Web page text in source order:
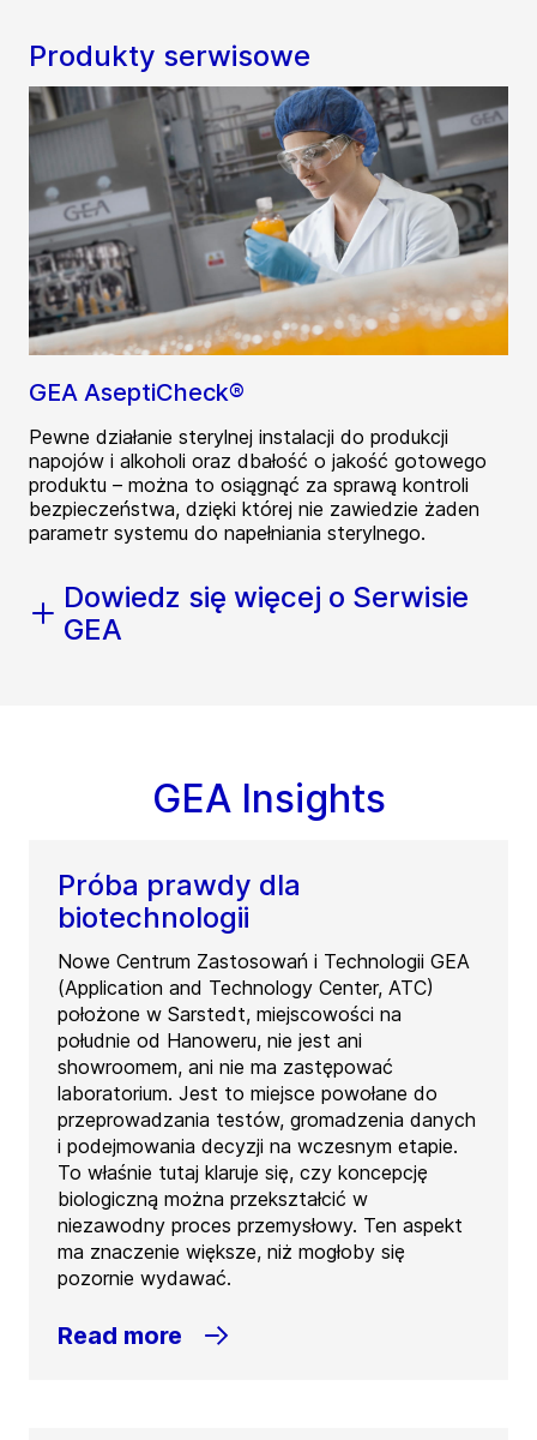
Produkty serwisowe
GEA AseptiCheck®
Pewne działanie sterylnej instalacji do produkcji
napojów i alkoholi oraz dbałość o jakość gotowego
produktu – można to osiągnąć za sprawą kontroli
bezpieczeństwa, dzięki której nie zawiedzie żaden
parametr systemu do napełniania sterylnego.
Dowiedz się więcej o Serwisie
GEA
GEA Insights
Próba prawdy dla
biotechnologii
Nowe Centrum Zastosowań i Technologii GEA
(Application and Technology Center, ATC)
położone w Sarstedt, miejscowości na
południe od Hanoweru, nie jest ani
showroomem, ani nie ma zastępować
laboratorium. Jest to miejsce powołane do
przeprowadzania testów, gromadzenia danych
i podejmowania decyzji na wczesnym etapie.
To właśnie tutaj klaruje się, czy koncepcję
biologiczną można przekształcić w
niezawodny proces przemysłowy. Ten aspekt
ma znaczenie większe, niż mogłoby się
pozornie wydawać.
Read more